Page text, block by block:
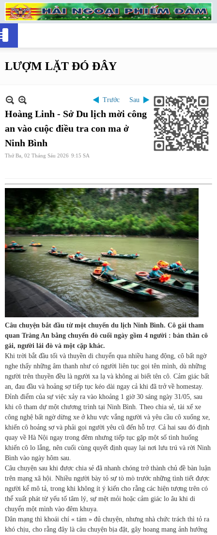
LƯỢM LẶT ĐÓ ĐÂY
Trước Sau
Hoàng Linh - Sở Du lịch mời công
an vào cuộc điều tra con ma ở
Ninh Bình
Thứ Ba, 02 Tháng Sáu 2026 9:15 SA
Câu chuyện bắt đầu từ một chuyến du lịch Ninh Bình. Cô gái tham
quan Tràng An bằng chuyến đò cuối ngày gồm 4 người : bản thân cô
gái, người lái đò và một cặp khác.
Khi trời bắt đầu tối và thuyền di chuyển qua nhiều hang động, cô bất ngờ
nghe thấy những âm thanh như có người liên tục gọi tên mình, dù những
người trên thuyền đều là người xa lạ và không ai biết tên cô. Cảm giác bất
an, đau đầu và hoảng sợ tiếp tục kéo dài ngay cả khi đã trở về homestay.
Đỉnh điểm của sự việc xảy ra vào khoảng 1 giờ 30 sáng ngày 31/05, sau
khi cô tham dự một chương trình tại Ninh Bình. Theo chia sẻ, tài xế xe
công nghệ bất ngờ dừng xe ở khu vực vắng người và yêu cầu cô xuống xe,
khiến cô hoảng sợ và phải gọi người yêu cũ đến hỗ trợ. Cả hai sau đó định
quay về Hà Nội ngay trong đêm nhưng tiếp tục gặp một số tình huống
khiến cô lo lắng, nên cuối cùng quyết định quay lại nơi lưu trú và rời Ninh
Bình vào ngày hôm sau.
Câu chuyện sau khi được chia sẻ đã nhanh chóng trở thành chủ đề bàn luận
trên mạng xã hội. Nhiều người bày tỏ sự tò mò trước những tình tiết được
người kể mô tả, trong khi không ít ý kiến cho rằng các hiện tượng trên có
thể xuất phát từ yếu tố tâm lý, sự mệt mỏi hoặc cảm giác lo âu khi di
chuyển một mình vào đêm khuya.
Dân mạng thì khoái chí « tám » đủ chuyện, nhưng nhà chức trách thì tỏ ra
khó chịu, cho rằng đây là câu chuyện bịa đặt, gây hoang mang ảnh hưởng